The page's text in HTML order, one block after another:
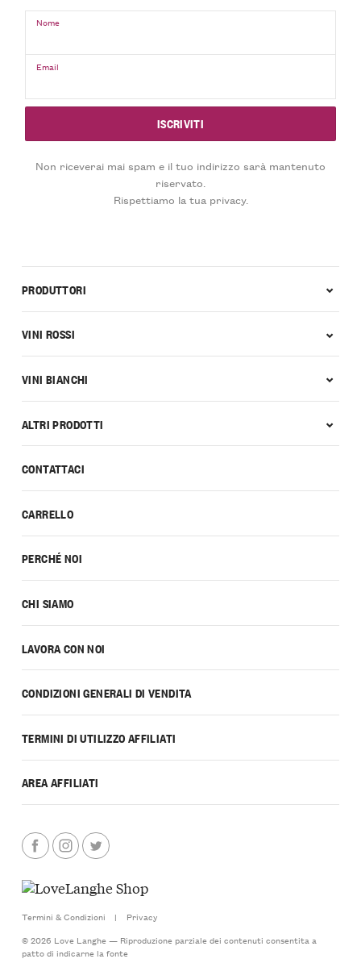
Nome
Email
Non riceverai mai spam e il tuo indirizzo sarà mantenuto
riservato.
Rispettiamo la tua privacy.
CONTATTACI
CARRELLO
PERCHÉ NOI
CHI SIAMO
LAVORA CON NOI
CONDIZIONI GENERALI DI VENDITA
TERMINI DI UTILIZZO AFFILIATI
AREA AFFILIATI
PRODUTTORI
VINI ROSSI
VINI BIANCHI
ALTRI PRODOTTI
Termini & Condizioni |
Privacy
© 2026 Love Langhe — Riproduzione parziale dei contenuti consentita a
patto di indicarne la fonte